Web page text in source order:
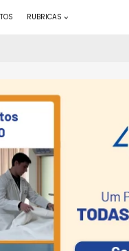
RUBRICAS